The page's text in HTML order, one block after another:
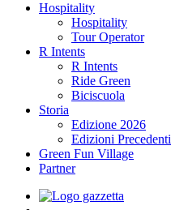
Hospitality
Hospitality
Tour Operator
R Intents
R Intents
Ride Green
Biciscuola
Storia
Edizione 2026
Edizioni Precedenti
Green Fun Village
Partner